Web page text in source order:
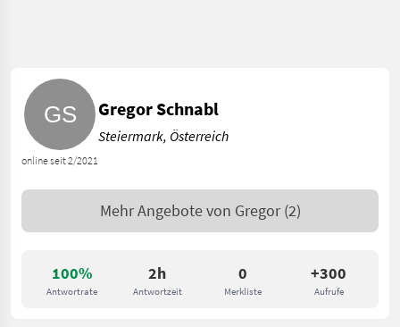
100%
Antwortrate
2h
Antwortzeit
0
Merkliste
+300
Aufrufe
online seit 2/2021
Gregor Schnabl
Steiermark, Österreich
Mehr Angebote von Gregor (2)